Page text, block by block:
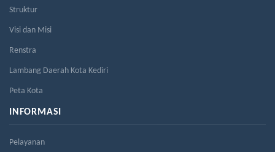
Struktur
Visi dan Misi
Renstra
Lambang Daerah Kota Kediri
Peta Kota
INFORMASI
Pelayanan